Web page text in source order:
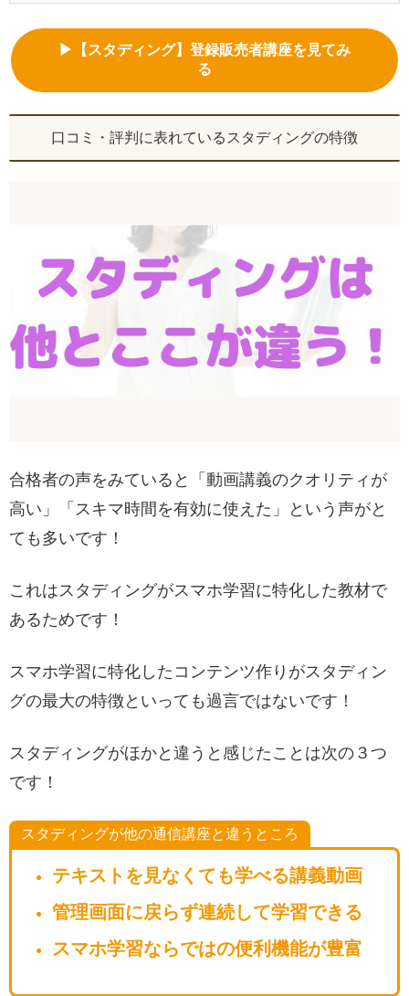
▶【スタディング】登録販売者講座を見てみ
る
口コミ・評判に表れているスタディングの特徴
合格者の声をみていると「動画講義のクオリティが
高い」「スキマ時間を有効に使えた」という声がと
ても多いです！
これはスタディングがスマホ学習に特化した教材で
あるためです！
スマホ学習に特化したコンテンツ作りがスタディン
グの最大の特徴といっても過言ではないです！
スタディングがほかと違うと感じたことは次の３つ
です！
スタディングが他の通信講座と違うところ
テキストを見なくても学べる講義動画
管理画面に戻らず連続して学習できる
スマホ学習ならではの便利機能が豊富